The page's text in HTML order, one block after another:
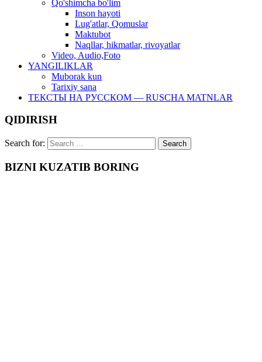
Qo'shimcha bo'lim
Inson hayoti
Lug'atlar, Qomuslar
Maktubot
Naqllar, hikmatlar, rivoyatlar
Video, Audio,Foto
YANGILIKLAR
Muborak kun
Tarixiy sana
ТЕКСТЫ НА РУССКОМ — RUSCHA MATNLAR
QIDIRISH
Search for:
BIZNI KUZATIB BORING